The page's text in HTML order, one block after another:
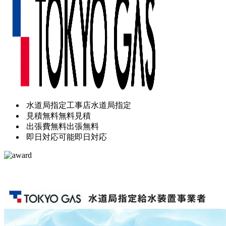
水道局指定工事店水道局指定
見積無料無料見積
出張費無料出張無料
即日対応可能即日対応